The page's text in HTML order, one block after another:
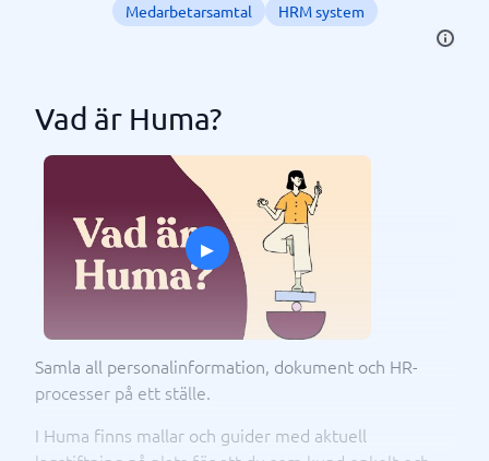
Medarbetarsamtal
HRM system
Vad är Huma?
▸
Samla all personalinformation, dokument och HR-
processer på ett ställe.
I Huma finns mallar och guider med aktuell